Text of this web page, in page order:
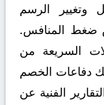
وتغيير الرسم
ضغط المنافس.
السريعة من
دفاعات الخصم
الفنية عن